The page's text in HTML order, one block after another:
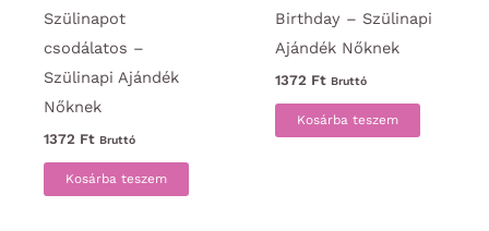
Szülinapot
csodálatos –
Szülinapi Ajándék
Nőknek
1372 Ft Bruttó
Kosárba teszem
Birthday – Szülinapi
Ajándék Nőknek
1372 Ft Bruttó
Kosárba teszem